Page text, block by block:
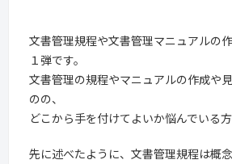
文書管理規程や文書管理マニュアルの
１弾です。
文書管理の規程やマニュアルの作成や
のの、
どこから手を付けてよいか悩んでいる方
先に述べたように、文書管理規程は概